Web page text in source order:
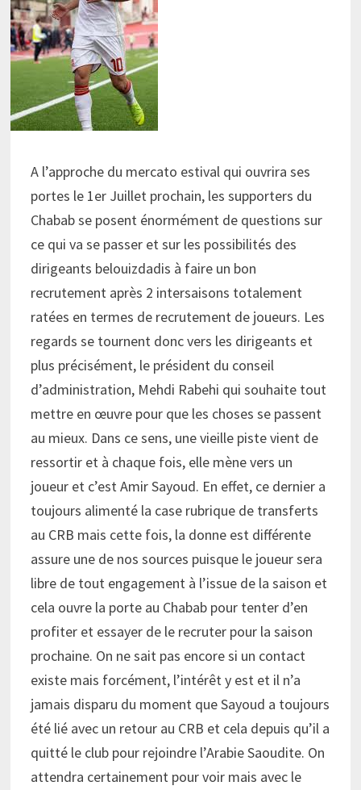
A l’approche du mercato estival qui ouvrira ses
portes le 1er Juillet prochain, les supporters du
Chabab se posent énormément de questions sur
ce qui va se passer et sur les possibilités des
dirigeants belouizdadis à faire un bon
recrutement après 2 intersaisons totalement
ratées en termes de recrutement de joueurs. Les
regards se tournent donc vers les dirigeants et
plus précisément, le président du conseil
d’administration, Mehdi Rabehi qui souhaite tout
mettre en œuvre pour que les choses se passent
au mieux. Dans ce sens, une vieille piste vient de
ressortir et à chaque fois, elle mène vers un
joueur et c’est Amir Sayoud. En effet, ce dernier a
toujours alimenté la case rubrique de transferts
au CRB mais cette fois, la donne est différente
assure une de nos sources puisque le joueur sera
libre de tout engagement à l’issue de la saison et
cela ouvre la porte au Chabab pour tenter d’en
profiter et essayer de le recruter pour la saison
prochaine. On ne sait pas encore si un contact
existe mais forcément, l’intérêt y est et il n’a
jamais disparu du moment que Sayoud a toujours
été lié avec un retour au CRB et cela depuis qu’il a
quitté le club pour rejoindre l’Arabie Saoudite. On
attendra certainement pour voir mais avec le